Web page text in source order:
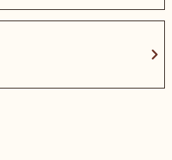
chevron_right